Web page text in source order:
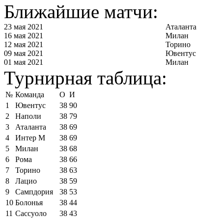
Ближайшие матчи:
23 мая 2021
Аталанта
16 мая 2021
Милан
12 мая 2021
Торино
09 мая 2021
Ювентус
01 мая 2021
Милан
Турнирная таблица:
№ Команда О И
1
Ювентус 38 90
2
Наполи 38 79
3
Аталанта 38 69
4
Интер М 38 69
5
Милан 38 68
6
Рома 38 66
7
Торино 38 63
8
Лацио 38 59
9
Сампдория 38 53
10 Болонья 38 44
11 Сассуоло 38 43